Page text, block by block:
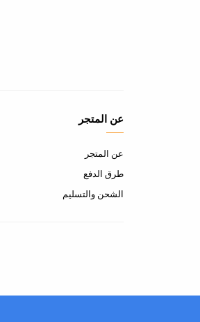
عن المتجر
عن المتجر
طرق الدفع
الشحن والتسليم